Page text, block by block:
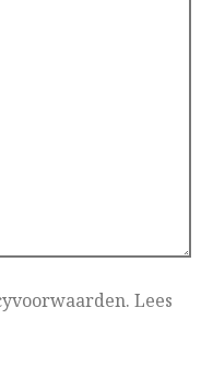
Lees